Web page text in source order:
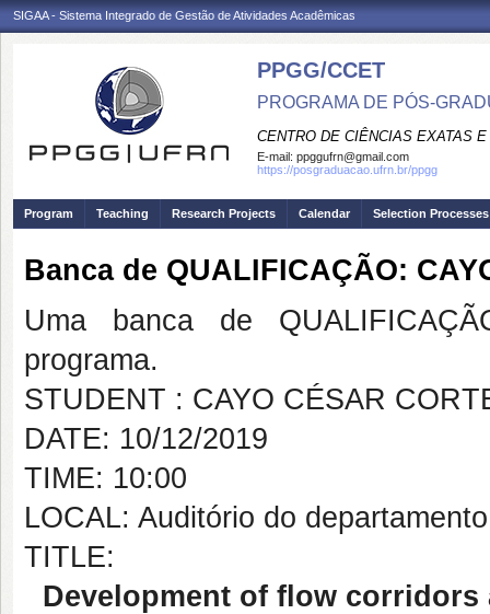
SIGAA - Sistema Integrado de Gestão de Atividades Acadêmicas
PPGG/CCET
PROGRAMA DE PÓS-
CENTRO DE CIÊNCIAS EXATAS
E-mail: ppggufrn@gmail.com
https://posgraduacao.ufrn.br/ppgg
Program Teaching Research Projects Calendar Selection Processes
Banca de QUALIFICAÇÃO:
Uma banca de
programa.
STUDENT : CAYO CÉSAR
DATE: 10/12/2019
TIME: 10:00
LOCAL: Auditório do
TITLE:
Development of flow